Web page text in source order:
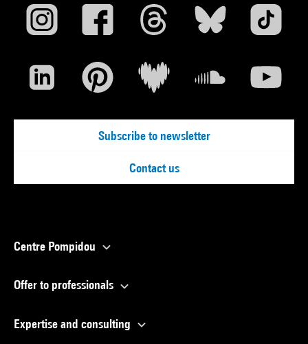
Subscribe to newsletter
Contact us
Centre Pompidou
Offer to professionals
Expertise and consulting